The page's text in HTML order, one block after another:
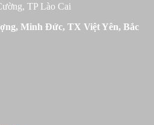
TP Lào Cai
Minh Đức, TX Việt Yên, Bắc